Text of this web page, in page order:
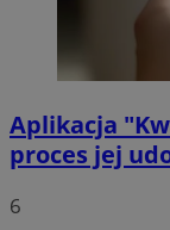
Aplikacja
proces jej
6